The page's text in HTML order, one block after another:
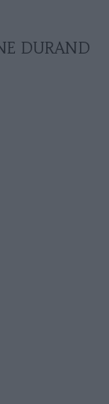
DURAND